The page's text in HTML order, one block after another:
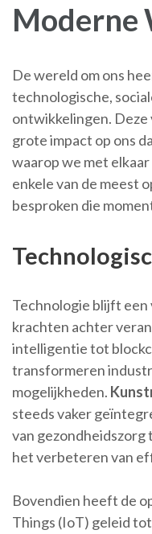
Moderne
De wereld om ons
technologische,
ontwikkelingen.
grote impact op ons
waarop we met
enkele van de meest
besproken die
Technologie blijft
krachten achter
intelligentie tot
transformeren
mogelijkheden.
steeds vaker
van
het verbeteren van
Bovendien heeft de
Things (IoT) geleid